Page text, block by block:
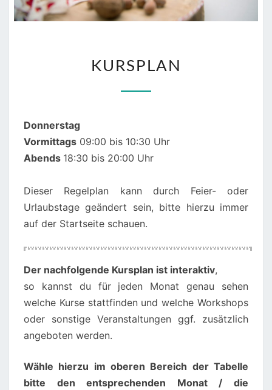
KURSPLAN
Donnerstag
Vormittags 09:00 bis 10:30 Uhr
Abends 18:30 bis 20:00 Uhr
Dieser Regelplan kann durch Feier- oder
Urlaubstage geändert sein, bitte hierzu immer
auf der Startseite schauen.
Der nachfolgende Kursplan ist interaktiv,
so kannst du für jeden Monat genau sehen
welche Kurse stattfinden und welche Workshops
oder sonstige Veranstaltungen ggf. zusätzlich
angeboten werden.
Wähle hierzu im oberen Bereich der Tabelle
bitte den entsprechenden Monat / die
00:00
02:00
03:00
04:00